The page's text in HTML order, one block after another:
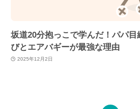
坂道20分抱っこで学んだ！パパ目
びとエアバギーが最強な理由
2025年12月2日